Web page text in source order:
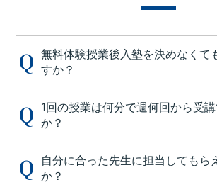
無料体験授業後入塾を決めなくて
すか？
1回の授業は何分で週何回から受
か？
自分に合った先生に担当してもら
か？